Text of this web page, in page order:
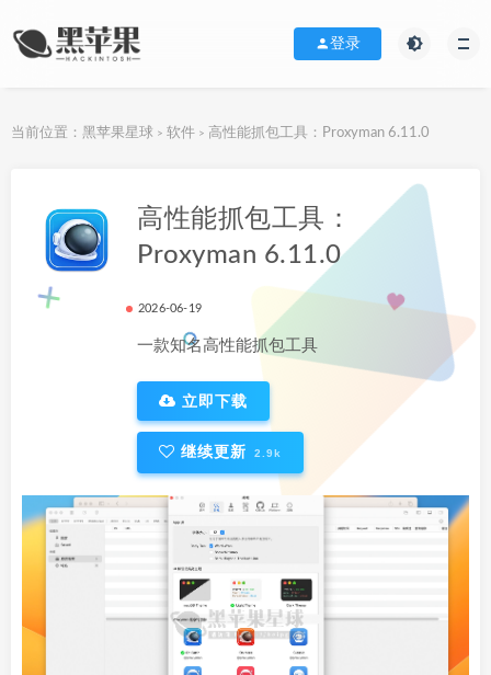
登录
当前位置： 黑苹果星球 > 软件 > 高性能抓包工具：Proxyman 6.11.0
高性能抓包工具：
Proxyman 6.11.0
2026-06-19
一款知名高性能抓包工具
立即下载
继续更新 2.9k